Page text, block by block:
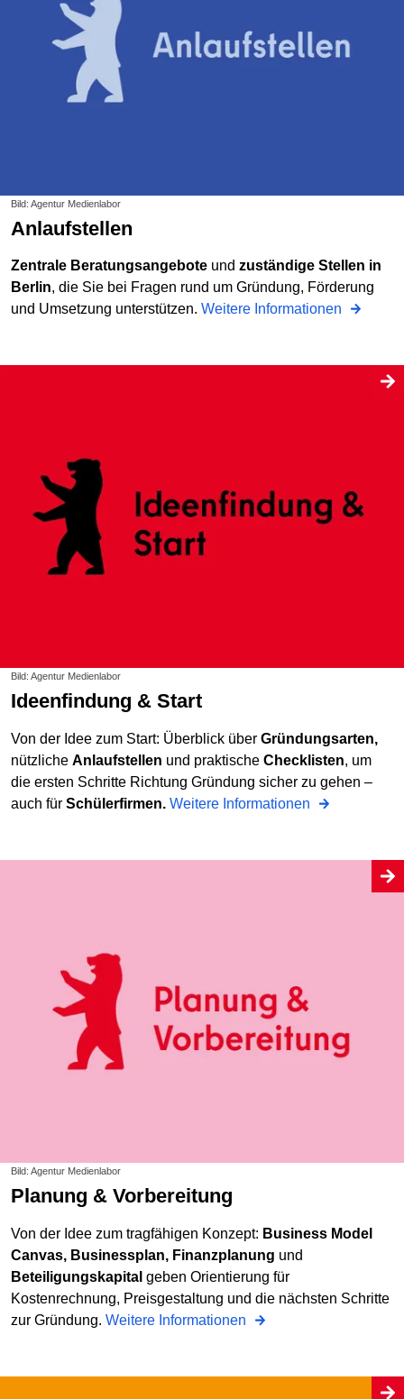
Bild: Agentur Medienlabor
Anlaufstellen
Zentrale Beratungsangebote und zuständige Stellen in
Berlin, die Sie bei Fragen rund um Gründung, Förderung
und Umsetzung unterstützen. Weitere Informationen
Bild: Agentur Medienlabor
Ideenfindung & Start
Von der Idee zum Start: Überblick über Gründungsarten,
nützliche Anlaufstellen und praktische Checklisten, um
die ersten Schritte Richtung Gründung sicher zu gehen –
auch für Schülerfirmen. Weitere Informationen
Bild: Agentur Medienlabor
Planung & Vorbereitung
Von der Idee zum tragfähigen Konzept: Business Model
Canvas, Businessplan, Finanzplanung und
Beteiligungskapital geben Orientierung für
Kostenrechnung, Preisgestaltung und die nächsten Schritte
zur Gründung. Weitere Informationen